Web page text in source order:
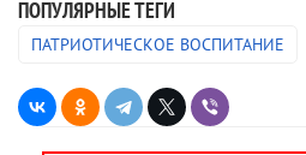
ПОПУЛЯРНЫЕ ТЕГИ
ПАТРИОТИЧЕСКОЕ ВОСПИТАНИЕ